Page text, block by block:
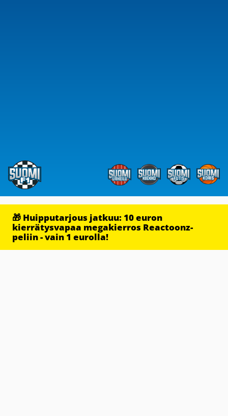
🎁 Huipputarjous jatkuu: 10 euron
kierrätysvapaa megakierros Reactoonz-
peliin - vain 1 eurolla!